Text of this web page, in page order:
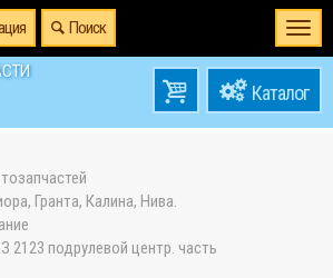
Поиск
товаров0
на0
Гранта, Калина, Нива.
2123 подрулевой центр. часть